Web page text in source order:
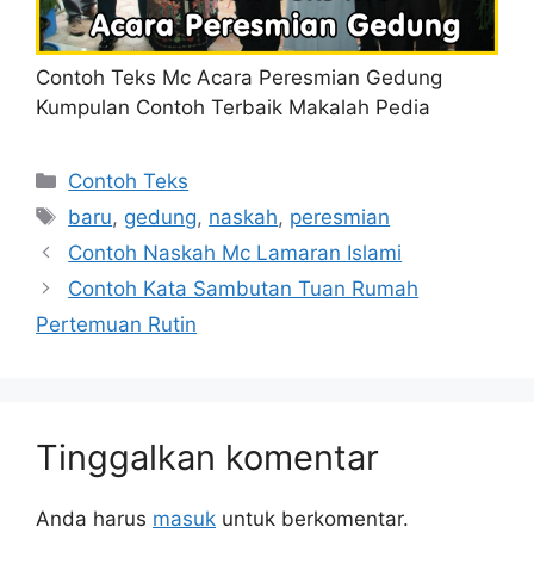
Contoh Teks Mc Acara Peresmian Gedung
Kumpulan Contoh Terbaik Makalah Pedia
Kategori
Contoh Teks
Tag
baru, gedung, naskah, peresmian
Contoh Naskah Mc Lamaran Islami
Contoh Kata Sambutan Tuan Rumah
Pertemuan Rutin
Tinggalkan komentar
Anda harus masuk untuk berkomentar.